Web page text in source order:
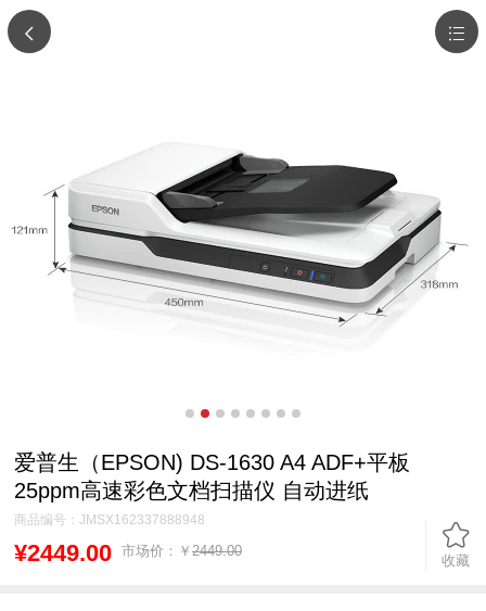
爱普生（EPSON) DS-1630 A4 ADF+平板
25ppm高速彩色文档扫描仪 自动进纸
商品编号：JMSX162337888948
¥2449.00 市场价：￥ 2449.00
收藏